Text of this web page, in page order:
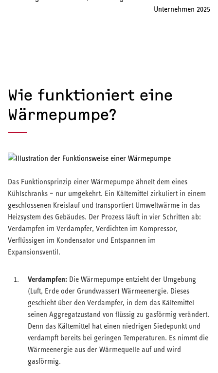
Wie funktioniert eine
Wärmepumpe?
Das Funktionsprinzip einer Wärmepumpe ähnelt dem eines
Kühlschranks – nur umgekehrt. Ein Kältemittel zirkuliert in einem
geschlossenen Kreislauf und transportiert Umweltwärme in das
Heizsystem des Gebäudes. Der Prozess läuft in vier Schritten ab:
Verdampfen im Verdampfer, Verdichten im Kompressor,
Verflüssigen im Kondensator und Entspannen im
Expansionsventil.
Verdampfen: Die Wärmepumpe entzieht der Umgebung
(Luft, Erde oder Grundwasser) Wärmeenergie. Dieses
geschieht über den Verdampfer, in dem das Kältemittel
seinen Aggregatzustand von flüssig zu gasförmig verändert.
Denn das Kältemittel hat einen niedrigen Siedepunkt und
verdampft bereits bei geringen Temperaturen. Es nimmt die
Wärmeenergie aus der Wärmequelle auf und wird
gasförmig.